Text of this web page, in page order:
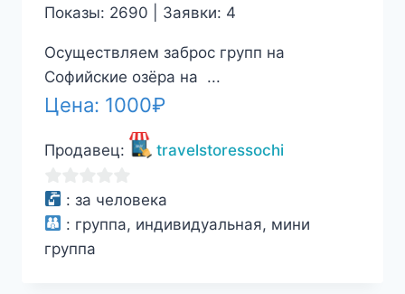
Показы: 2690 | Заявки: 4
Осуществляем заброс групп на
Софийские озёра на ...
Цена: 1000₽
Продавец: travelstoressochi
0
из
5
: за человека
: группа, индивидуальная, мини
группа